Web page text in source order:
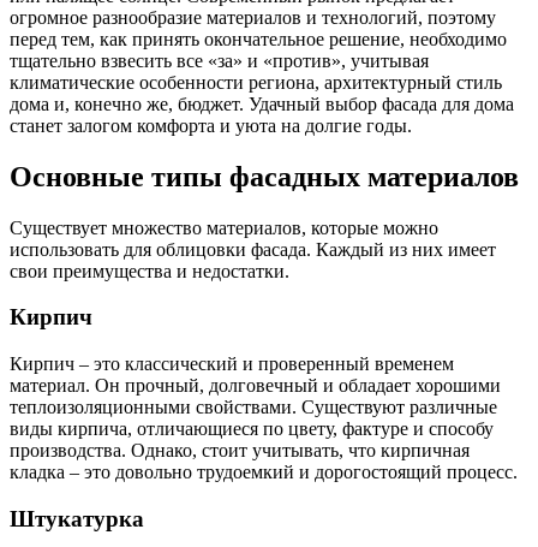
огромное разнообразие материалов и технологий, поэтому
перед тем, как принять окончательное решение, необходимо
тщательно взвесить все «за» и «против», учитывая
климатические особенности региона, архитектурный стиль
дома и, конечно же, бюджет. Удачный выбор фасада для дома
станет залогом комфорта и уюта на долгие годы.
Основные типы фасадных материалов
Существует множество материалов, которые можно
использовать для облицовки фасада. Каждый из них имеет
свои преимущества и недостатки.
Кирпич
Кирпич – это классический и проверенный временем
материал. Он прочный, долговечный и обладает хорошими
теплоизоляционными свойствами. Существуют различные
виды кирпича, отличающиеся по цвету, фактуре и способу
производства. Однако, стоит учитывать, что кирпичная
кладка – это довольно трудоемкий и дорогостоящий процесс.
Штукатурка